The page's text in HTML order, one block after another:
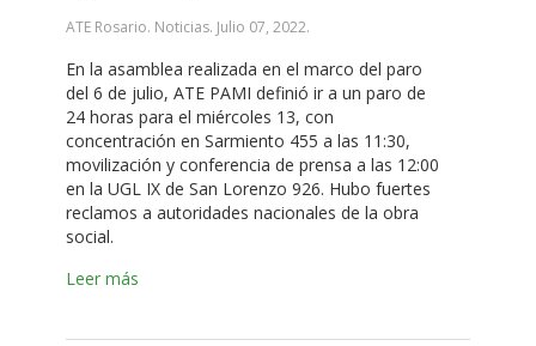
ATE Rosario. Noticias. Julio 07, 2022.
En la asamblea realizada en el marco del paro
del 6 de julio, ATE PAMI definió ir a un paro de
24 horas para el miércoles 13, con
concentración en Sarmiento 455 a las 11:30,
movilización y conferencia de prensa a las 12:00
en la UGL IX de San Lorenzo 926. Hubo fuertes
reclamos a autoridades nacionales de la obra
social.
Leer más